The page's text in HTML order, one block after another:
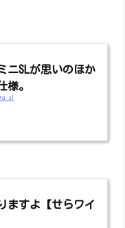
ニSLが思いのほか
様。
ますよ【せらワイ